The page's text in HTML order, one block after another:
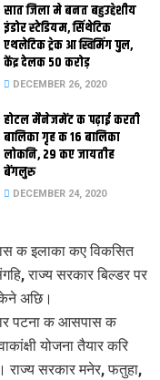
सात जिला मे बनत बहुउद्देशीय
इंडोर स्‍टेडि‍यम, सिंथेटिक
एथलेटिक ट्रेक आ स्विमिंग पुल,
केंद्र देलक 50 करोड़
DECEMBER 26, 2020
होटल मैनेजमेंट क पढ़ाई करती
बालिका गृह क 16 बालिका
लोकनि, 29 कए जायतीह
बेंगलुरु
DECEMBER 24, 2020
क इलाका कए विकसित
राज्य सरकार बिल्डर पर
अछि।
पटना क आसपास क
योजना तैयार करि
सरकार मनेर, फतुहा,